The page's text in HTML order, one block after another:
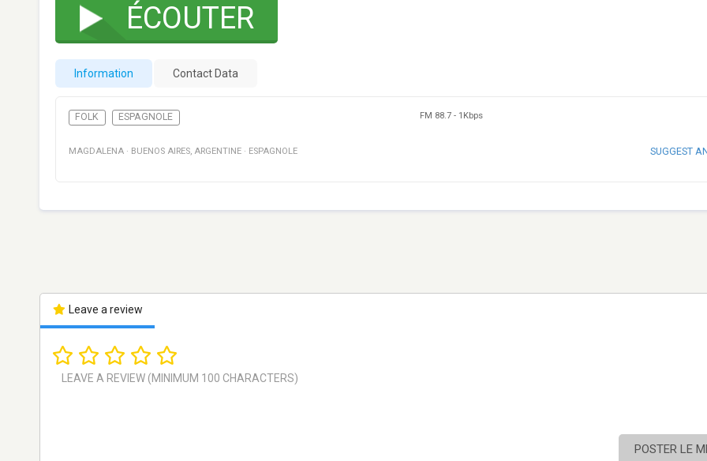
ÉCOUTER
Information Contact Data
FOLK ESPAGNOLE FM 88.7 - 1Kbps
MAGDALENA · BUENOS AIRES, ARGENTINE · ESPAGNOLE SUGGEST
Leave a review
POSTER LE